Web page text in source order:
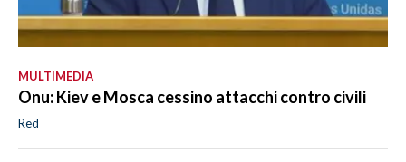
MULTIMEDIA
Onu: Kiev e Mosca cessino attacchi contro civili
Red